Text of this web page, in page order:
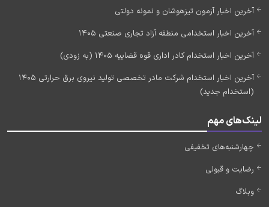
آخرین اخبار آزمون تیزهوشان و نمونه دولتی
آخرین اخبار استخدامی منطقه آزاد تجاری صنعتی 1405
آخرین اخبار استخدام کادر اداری قوه قضاییه 1405 (به زودی)
آخرین اخبار استخدام شرکت مادر تخصصی تولید نیروی برق حرارتی 1405
(استخدام جدید)
لینک‌های مهم
چهارشنبه‌های تخفیفی
رضایت و قبولی
وبلاگ